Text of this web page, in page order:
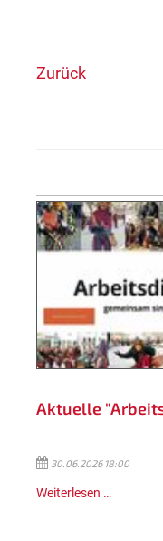
Zurück
Aktuelle
30.06.2026 18:00
Weiterlesen …